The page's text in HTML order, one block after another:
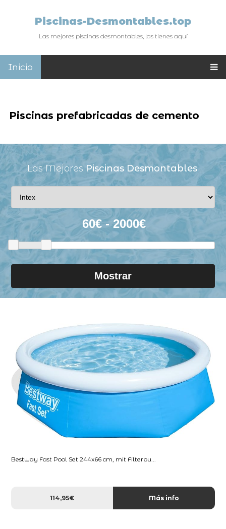
Piscinas-Desmontables.top
Las mejores piscinas desmontables, las tienes aquí
Inicio
Piscinas prefabricadas de cemento
Las Mejores Piscinas Desmontables:
Mostrar
Bestway Fast Pool Set 244x66 cm, mit Filterpu...
114,95€ Más info